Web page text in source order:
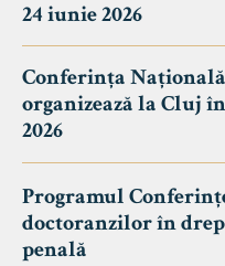
24 iunie 2026
Conferința
organizează la Cluj
2026
Programul
doctoranzilor în
penală